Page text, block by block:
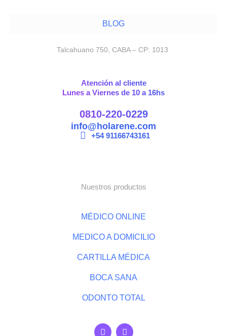
BLOG
Talcahuano 750, CABA – CP: 1013
Atención al cliente
Lunes a Viernes de 10 a 16hs
0810-220-0229
info@holarene.com
+54 91166743161
Nuestros productos
MÉDICO ONLINE
MEDICO A DOMICILIO
CARTILLA MÉDICA
BOCA SANA
ODONTO TOTAL
F
I